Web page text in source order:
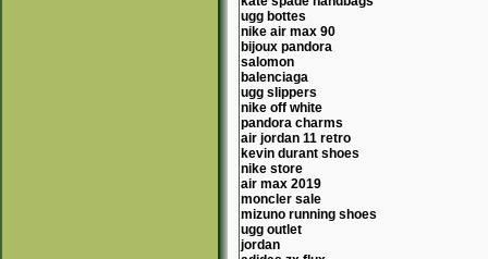
ugg bottes
nike air max 90
bijoux pandora
salomon
balenciaga
ugg slippers
nike off white
pandora charms
air jordan 11 retro
kevin durant shoes
nike store
air max 2019
moncler sale
mizuno running shoes
ugg outlet
jordan